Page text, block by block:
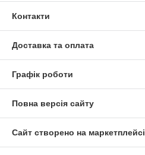
Контакти
Доставка та оплата
Графік роботи
Повна версія сайту
Сайт створено на маркетплейсі